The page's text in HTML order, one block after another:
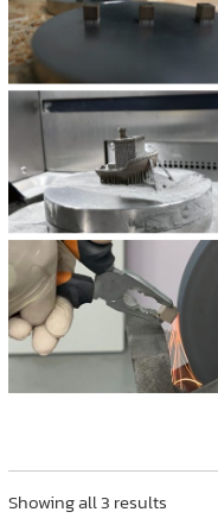
Showing all 3 results